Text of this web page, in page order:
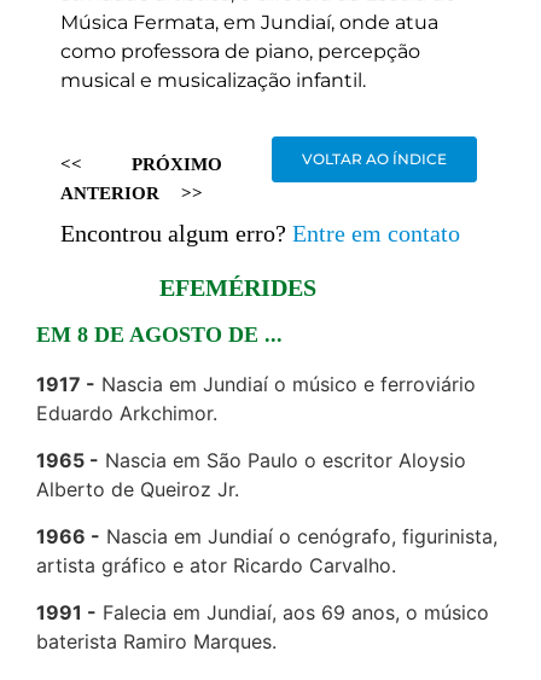
Música Fermata, em Jundiaí, onde atua
como professora de piano, percepção
musical e musicalização infantil.
<<
ANTERIOR
PRÓXIMO
>>
VOLTAR AO ÍNDICE
Encontrou algum erro? Entre em contato
EFEMÉRIDES
EM 8 DE AGOSTO DE ...
1917
Nascia em Jundiaí o músico e ferroviário
Eduardo Arkchimor.
1965
Nascia em São Paulo o escritor Aloysio
Alberto de Queiroz Jr.
1966
Nascia em Jundiaí o cenógrafo, figurinista,
artista gráfico e ator Ricardo Carvalho.
1991
Falecia em Jundiaí, aos 69 anos, o músico
baterista Ramiro Marques.